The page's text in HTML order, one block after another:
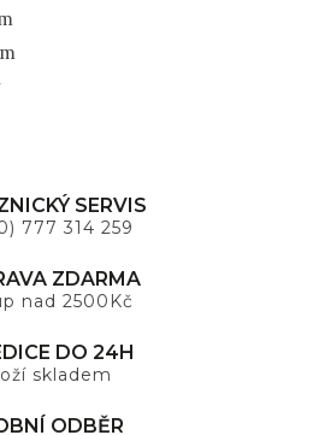
SERVIS
777 314 259
ZDARMA
nad 2500Kč
DO 24H
skladem
ODBĚR